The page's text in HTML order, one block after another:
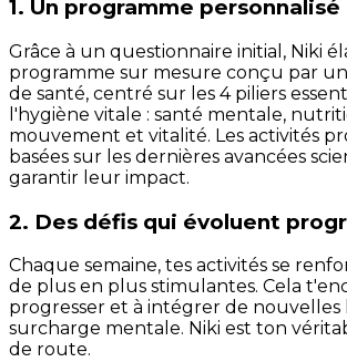
1. Un programme personnalisé
Grâce à un questionnaire initial, Niki
programme sur mesure conçu par un
de santé, centré sur les 4 piliers
l'hygiène vitale : santé mentale,
mouvement et vitalité. Les activités
basées sur les dernières avancées
garantir leur impact.
2. Des défis qui évoluent
Chaque semaine, tes activités se
de plus en plus stimulantes. Cela
progresser et à intégrer de nouvelles
surcharge mentale. Niki est ton
de route.